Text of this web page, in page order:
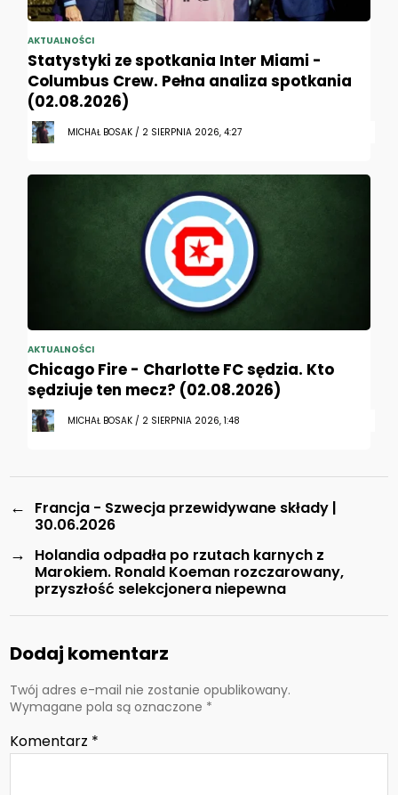
AKTUALNOŚCI
Statystyki ze spotkania Inter Miami -
Columbus Crew. Pełna analiza spotkania
(02.08.2026)
MICHAŁ BOSAK / 2 SIERPNIA 2026, 4:27
AKTUALNOŚCI
Chicago Fire - Charlotte FC sędzia. Kto
sędziuje ten mecz? (02.08.2026)
MICHAŁ BOSAK / 2 SIERPNIA 2026, 1:48
←
Francja - Szwecja przewidywane składy |
30.06.2026
→
Holandia odpadła po rzutach karnych z
Marokiem. Ronald Koeman rozczarowany,
przyszłość selekcjonera niepewna
Dodaj komentarz
Twój adres e-mail nie zostanie opublikowany.
Wymagane pola są oznaczone *
Komentarz *